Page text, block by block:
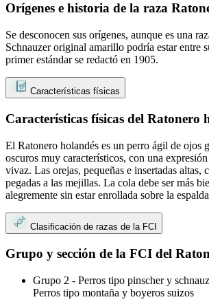
Orígenes e historia de la raza
Se desconocen sus orígenes, aunque es una
Schnauzer original amarillo podría estar entre
primer estándar se redactó en 1905.
Características físicas
Características físicas del Ratonero
El Ratonero holandés es un perro ágil de ojos
oscuros muy característicos, con una
vivaz. Las orejas, pequeñas e insertadas altas,
pegadas a las mejillas. La cola debe ser más
alegremente sin estar enrollada sobre la
Clasificación de razas de la FCI
Grupo y sección de la FCI del
Grupo 2 - Perros tipo pinscher y
Perros tipo montaña y boyeros suizos